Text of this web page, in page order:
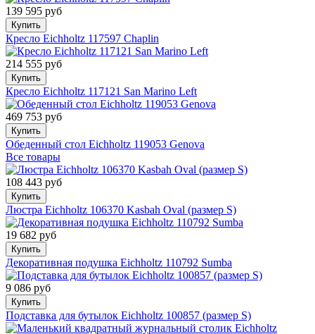
139 595 руб
Купить
Кресло Eichholtz 117597 Chaplin
214 555 руб
Купить
Кресло Eichholtz 117121 San Marino Left
469 753 руб
Купить
Обеденный стол Eichholtz 119053 Genova
Все товары
108 443 руб
Купить
Люстра Eichholtz 106370 Kasbah Oval (размер S)
19 682 руб
Купить
Декоративная подушка Eichholtz 110792 Sumba
9 086 руб
Купить
Подставка для бутылок Eichholtz 100857 (размер S)